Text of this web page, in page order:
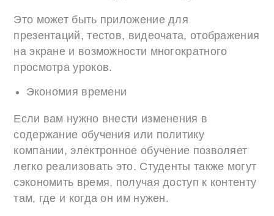
Это может быть приложение для
презентаций, тестов, видеочата, отображения
на экране и возможности многократного
просмотра уроков.
Экономия времени
Если вам нужно внести изменения в
содержание обучения или политику
компании, электронное обучение позволяет
легко реализовать это. Студенты также могут
сэкономить время, получая доступ к контенту
там, где и когда он им нужен.